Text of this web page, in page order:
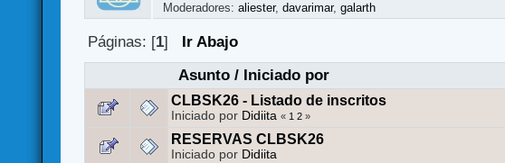
Moderadores:aliester,davarimar,galarth
Páginas: [1]
Ir Abajo
Asunto/ Iniciado por
CLBSK26 - Listado de inscritos
Iniciado por Didiita « 1 2 »
RESERVAS CLBSK26
Iniciado por Didiita